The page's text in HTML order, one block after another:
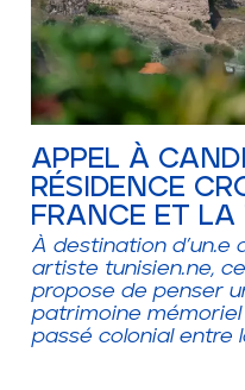
APPEL À
RÉSIDENCE
FRANCE ET LA
À destination d’un.e
artiste tunisien.ne,
propose de penser
patrimoine
passé colonial entre